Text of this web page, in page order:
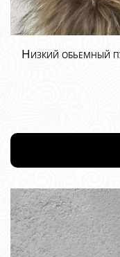
Низкий обьемный